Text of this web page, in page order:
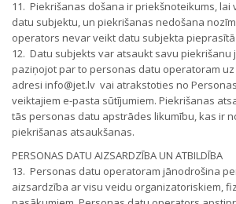
11. Piekrišanas došana ir priekšnoteikums,
datu subjektu, un piekrišanas nedošana
operators nevar veikt datu subjekta
12. Datu subjekts var atsaukt savu piekrišanu
paziņojot par to personas datu operatoram
adresi info@jet.lv vai atrakstoties no
veiktajiem e-pasta sūtījumiem. Piekrišanas
tās personas datu apstrādes likumību, kas ir
piekrišanas atsaukšanas.
PERSONAS DATU AIZSARDZĪBA UN ATBILDĪBA
13. Personas datu operatoram jānodrošina
aizsardzība ar visu veidu organizatoriskiem,